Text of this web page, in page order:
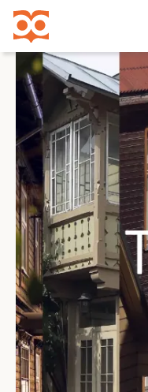
Liigu
edasi
põhisisu
juurde